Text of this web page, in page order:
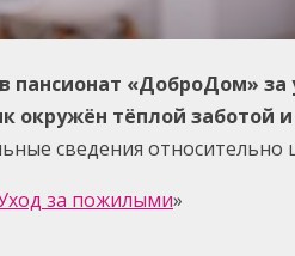
пансионат «ДоброДом»
окружён тёплой
сведения
за пожилыми»